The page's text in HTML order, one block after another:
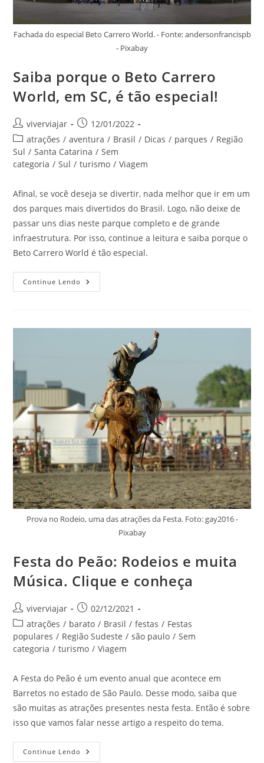
Fachada do especial Beto Carrero World. - Fonte: andersonfrancispb
- Pixabay
Saiba porque o Beto Carrero
World, em SC, é tão especial!
Autor
do
post:
viverviajar
Post
publicado:
12/01/2022
Categoria
do
post:
atrações / aventura / Brasil / Dicas / parques / Região
Sul / Santa Catarina / Sem
categoria / Sul / turismo / Viagem
Afinal, se você deseja se divertir, nada melhor que ir em um
dos parques mais divertidos do Brasil. Logo, não deixe de
passar uns dias neste parque completo e de grande
infraestrutura. Por isso, continue a leitura e saiba porque o
Beto Carrero World é tão especial.
Continue Lendo Saiba
Porque
Em
Especial!
Prova no Rodeio, uma das atrações da Festa. Foto: gay2016 -
Pixabay
Festa do Peão: Rodeios e muita
Música. Clique e conheça
Autor
do
post:
viverviajar
Post
publicado:
02/12/2021
Categoria
do
post:
atrações / barato / Brasil / festas / Festas
populares / Região Sudeste / são paulo / Sem
categoria / turismo / Viagem
A Festa do Peão é um evento anual que acontece em
Barretos no estado de São Paulo. Desse modo, saiba que
são muitas as atrações presentes nesta festa. Então é sobre
isso que vamos falar nesse artigo a respeito do tema.
Continue Lendo Festa
Do